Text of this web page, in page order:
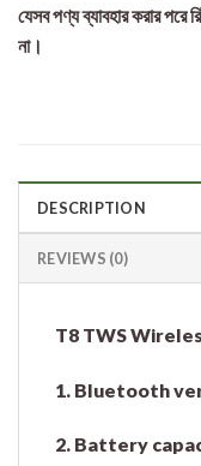
যেসব পণ্য ব্যাবহার করার পরে
না।
DESCRIPTION
REVIEWS (0)
T8 TWS
1. Bluetooth
2. Battery